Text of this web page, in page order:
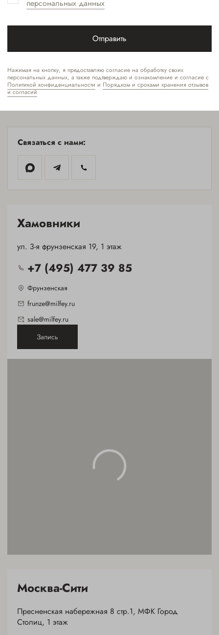
массажист двигается плавно, оказывая как
организм пациента.
Связаться с нами:
МОСКВА-
+7(495) 477-39-85
Хамовники
ул. 3-я фрунзенская 19, 1 этаж
+7 (495) 477 39 85
Фрунзенская
frunze@milfey.ru
sale@milfey.ru
Запись
Москва-Сити
Пресненская набережная 8 стр.1, МФК Город
Столиц, 1 этаж
персональных данных
Отправить
Нажимая на кнопку, я предоставляю согласие на обработку своих
персональных данных, а также подтверждаю и ознакомление и согласие с
Политикой конфиденциальности и Порядком и сроками хранения отзывов
и согласий